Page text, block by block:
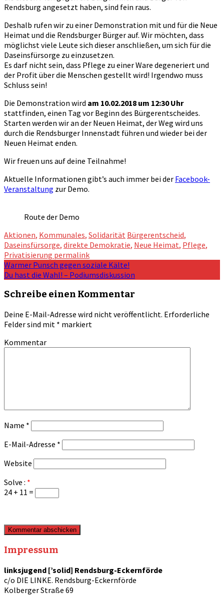
Rendsburg angesetzt haben, sind fein raus.
Deshalb rufen wir zu einer Demonstration mit und für die Neue
Heimat und die Rendsburger Bürger auf. Wir möchten, dass
möglichst viele Leute sich dieser anschließen, um sich für die
Daseinsfürsorge zu einzusetzen.
Es darf nicht sein, dass Pflege zu einer Ware degeneriert und
der Profit über die Menschen gestellt wird! Irgendwo muss
Schluss sein!
Die Demonstration wird am 10.02.2018 um 12:30 Uhr
stattfinden, einen Tag vor Beginn des Bürgerentscheides.
Starten werden wir an der Neuen Heimat, der Weg wird uns
durch die Rendsburger Innenstadt führen und wieder bei der
Neuen Heimat enden.
Wir freuen uns auf deine Teilnahme!
Aktuelle Informationen gibt’s auch immer bei der Facebook-
Veranstaltung zur Demo.
Route der Demo
Aktionen, Kommunales, Solidarität Bürgerentscheid,
Daseinsfürsorge, direkte Demokratie, Neue Heimat, Pflege,
Privatisierung permalink
Post
navigation
Warmer Punsch gegen soziale Kälte!
Du hast die Wahl! – Podiumsdiskussion
Schreibe einen Kommentar
Deine E-Mail-Adresse wird nicht veröffentlicht. Erforderliche
Felder sind mit * markiert
Kommentar
Name *
E-Mail-Adresse *
Website
Solve : *
24 + 11 =
Impressum
linksjugend [’solid] Rendsburg-Eckernförde
c/o DIE LINKE. Rendsburg-Eckernförde
Kolberger Straße 69